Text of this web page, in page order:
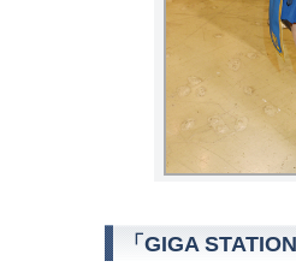
「GIGA